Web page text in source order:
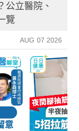
公立醫院、
覽
AUG 07 2026